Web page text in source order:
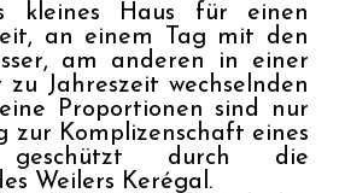
kleines Haus für einen
an einem Tag mit den
am anderen in einer
zu Jahreszeit wechselnden
Proportionen sind nur
zur Komplizenschaft eines
geschützt durch die
Weilers Kerégal.